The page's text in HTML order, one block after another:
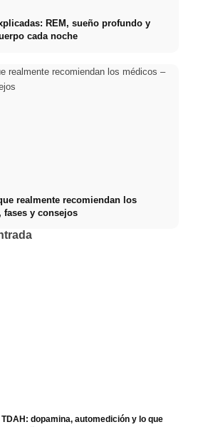
REM, sueño profundo y
cada noche
realmente recomiendan los
fases y consejos
dopamina, automedición y lo que